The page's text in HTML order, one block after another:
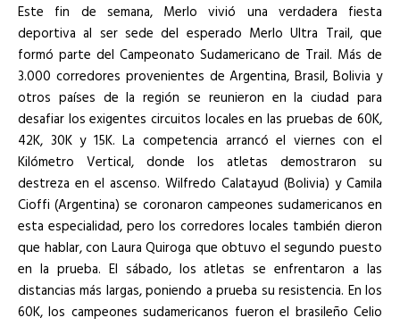
Este fin de semana, Merlo vivió una verdadera fiesta
deportiva al ser sede del esperado Merlo Ultra Trail, que
formó parte del Campeonato Sudamericano de Trail. Más de
3.000 corredores provenientes de Argentina, Brasil, Bolivia y
otros países de la región se reunieron en la ciudad para
desafiar los exigentes circuitos locales en las pruebas de 60K,
42K, 30K y 15K. La competencia arrancó el viernes con el
Kilómetro Vertical, donde los atletas demostraron su
destreza en el ascenso. Wilfredo Calatayud (Bolivia) y Camila
Cioffi (Argentina) se coronaron campeones sudamericanos en
esta especialidad, pero los corredores locales también dieron
que hablar, con Laura Quiroga que obtuvo el segundo puesto
en la prueba. El sábado, los atletas se enfrentaron a las
distancias más largas, poniendo a prueba su resistencia. En los
60K, los campeones sudamericanos fueron el brasileño Celio